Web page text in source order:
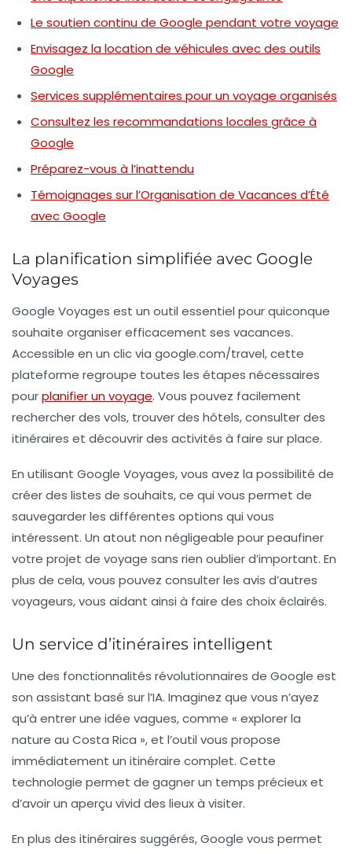
Le soutien continu de Google pendant votre voyage
Envisagez la location de véhicules avec des outils
Google
Services supplémentaires pour un voyage organisés
Consultez les recommandations locales grâce à
Google
Préparez-vous à l’inattendu
Témoignages sur l’Organisation de Vacances d’Été
avec Google
La planification simplifiée avec Google
Voyages
Google Voyages est un outil essentiel pour quiconque
souhaite organiser efficacement ses vacances.
Accessible en un clic via google.com/travel, cette
plateforme regroupe toutes les étapes nécessaires
pourplanifier un voyage. Vous pouvez facilement
rechercher des vols, trouver des hôtels, consulter des
itinéraires et découvrir des activités à faire sur place.
En utilisant Google Voyages, vous avez la possibilité de
créer des listes de souhaits, ce qui vous permet de
sauvegarder les différentes options qui vous
intéressent. Un atout non négligeable pour peaufiner
votre projet de voyage sans rien oublier d’important. En
plus de cela, vous pouvez consulter les avis d’autres
voyageurs, vous aidant ainsi à faire des choix éclairés.
Un service d’itinéraires intelligent
Une des fonctionnalités révolutionnaires de Google est
son assistant basé sur l’IA. Imaginez que vous n’ayez
qu’à entrer une idée vagues, comme « explorer la
nature au Costa Rica », et l’outil vous propose
immédiatement un itinéraire complet. Cette
technologie permet de gagner un temps précieux et
d’avoir un aperçu vivid des lieux à visiter.
En plus des itinéraires suggérés, Google vous permet